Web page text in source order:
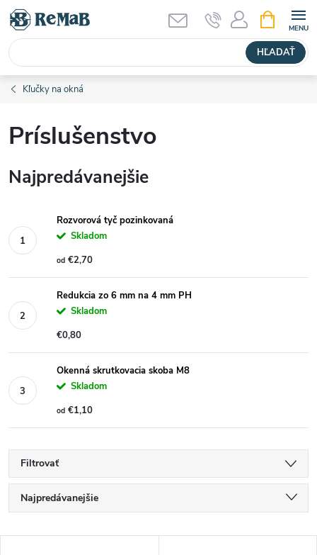
Prejsť
obsah
HĽADAŤ
KOŠÍK
Kľučky na okná
Príslušenstvo
Najpredávanejšie
Rozvorová tyč pozinkovaná
Skladom
od €2,70
Redukcia zo 6 mm na 4 mm PH
Skladom
€0,80
Okenná skrutkovacia skoba M8
Skladom
od €1,10
Filtrovať
R
a
Najpredávanejšie